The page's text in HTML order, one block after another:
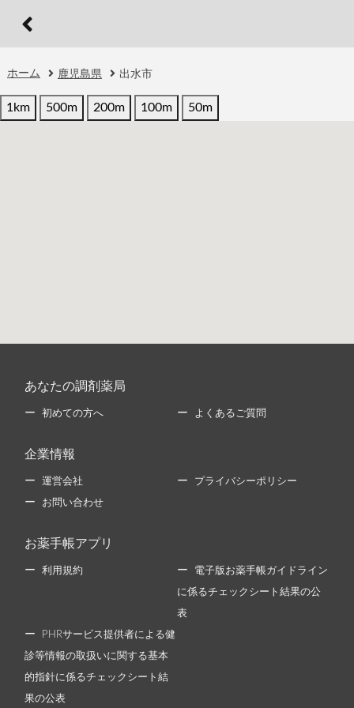
ホーム 鹿児島県 出水市
1km 500m 200m 100m 50m
あなたの調剤薬局
初めての方へ よくあるご質問
企業情報
運営会社 プライバシーポリシー
お問い合わせ
お薬手帳アプリ
利用規約 電子版お薬手帳ガイドライン
に係るチェックシート結果の公
表
PHRサービス提供者による健
診等情報の取扱いに関する基本
的指針に係るチェックシート結
果の公表